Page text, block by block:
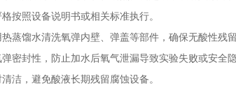
按照设备说明书或相关标准执行‌。
蒸馏水清洗氧弹内壁、弹盖等部件，确保无酸性残留‌
密封性‌，防止加水后氧气泄漏导致实验失败或安全隐
洁‌，避免酸液长期残留腐蚀设备‌。